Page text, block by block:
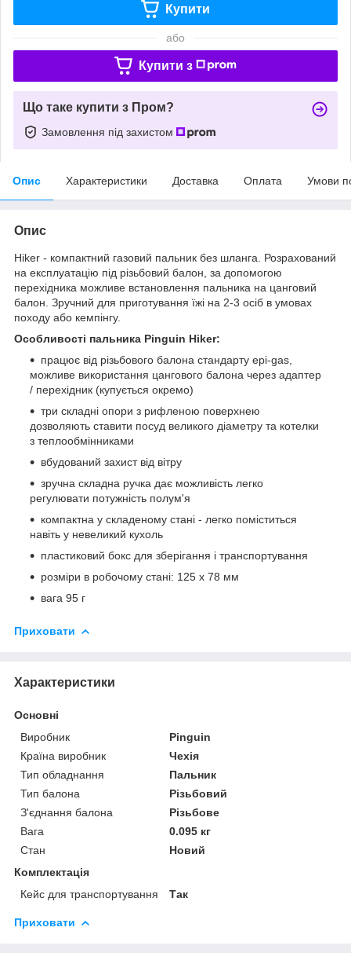
Купити
або
Купити з
Що таке купити з Пром?
Замовлення під захистом
Опис Характеристики Доставка Оплата Умови
Опис
Hiker - компактний газовий пальник без шланга. Розрахований
на експлуатацію під різьбовий балон, за допомогою
перехідника можливе встановлення пальника на цанговий
балон. Зручний для приготування їжі на 2-3 осіб в умовах
походу або кемпінгу.
Особливості пальника Pinguin Hiker:
працює від різьбового балона стандарту epi-gas,
можливе використання цангового балона через адаптер
/ перехідник (купується окремо)
три складні опори з рифленою поверхнею
дозволяють ставити посуд великого діаметру та котелки
з теплообмінниками
вбудований захист від вітру
зручна складна ручка дає можливість легко
регулювати потужність полум'я
компактна у складеному стані - легко поміститься
навіть у невеликий кухоль
пластиковий бокс для зберігання і транспортування
розміри в робочому стані: 125 х 78 мм
вага 95 г
Приховати
Характеристики
Основні
Виробник
Pinguin
Країна виробник
Чехія
Тип обладнання
Пальник
Тип балона
Різьбовий
З'єднання балона
Різьбове
Вага
0.095 кг
Стан
Новий
Комплектація
Кейс для транспортування
Так
Приховати